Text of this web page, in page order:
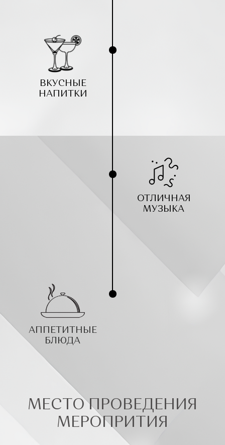
0 : 0
ВКУСНЫЕ
НАПИТКИ
ОТЛИЧНАЯ
МУЗЫКА
АППЕТИТНЫЕ
БЛЮДА
МЕСТО ПРОВЕДЕНИЯ
МЕРОПРИТИЯ